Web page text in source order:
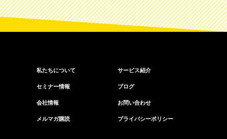
私たちについて サービス紹介
セミナー情報 ブログ
会社情報 お問い合わせ
メルマガ購読 プライバシーポリシー